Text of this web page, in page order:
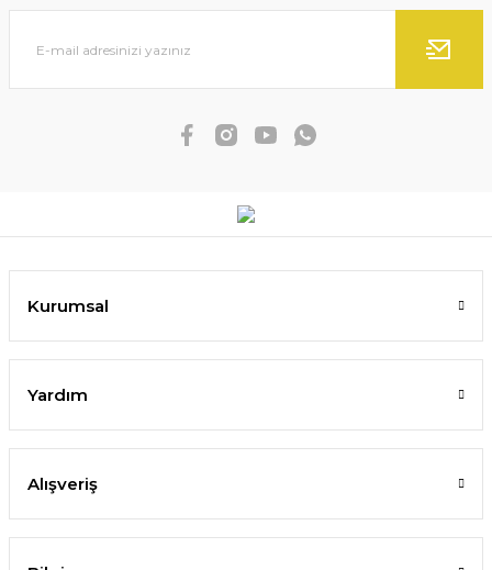
Kurumsal
Yardım
Alışveriş